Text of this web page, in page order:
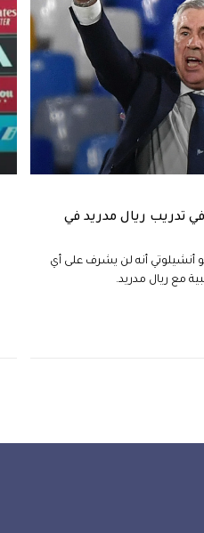
تدريب ريال مدريد في
أنشيلوتي أنه لن يشرف على أي
مع ريال مدريد.